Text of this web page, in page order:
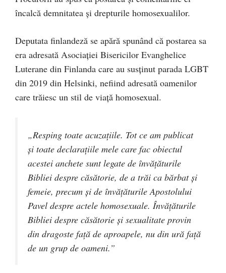
încalcă demnitatea și drepturile homosexualilor.
Deputata finlandeză se apără spunând că postarea sa
era adresată Asociației Bisericilor Evanghelice
Luterane din Finlanda care au susținut parada LGBT
din 2019 din Helsinki, nefiind adresată oamenilor
care trăiesc un stil de viață homosexual.
„Resping toate acuzațiile. Tot ce am publicat
și toate declarațiile mele care fac obiectul
acestei anchete sunt legate de învățăturile
Bibliei despre căsătorie, de a trăi ca bărbat și
femeie, precum și de învățăturile Apostolului
Pavel despre actele homosexuale. Învățăturile
Bibliei despre căsătorie și sexualitate provin
din dragoste față de aproapele, nu din ură față
de un grup de oameni.”